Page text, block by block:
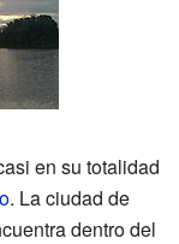
en su totalidad
. La ciudad de
dentro del